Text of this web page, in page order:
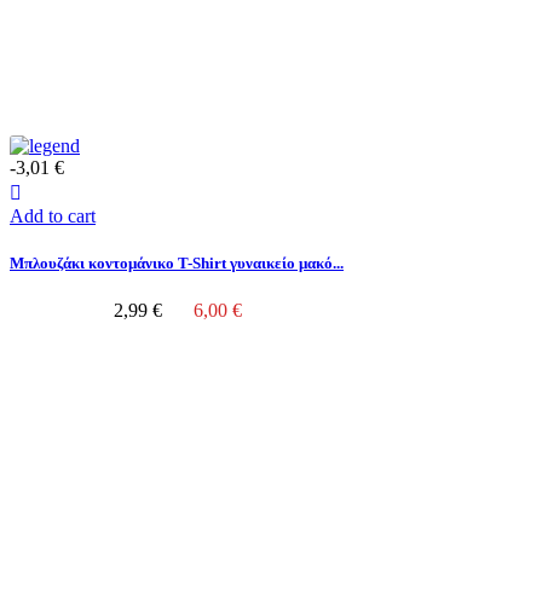
-3,01 €
Add to cart
Μπλουζάκι κοντομάνικο T-Shirt γυναικείο μακό...
2,99 € 6,00 €